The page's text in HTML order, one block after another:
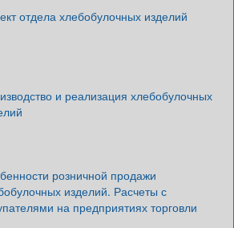
отдела хлебобулочных изделий
и реализация хлебобулочных
розничной продажи
изделий. Расчеты с
на предприятиях торговли